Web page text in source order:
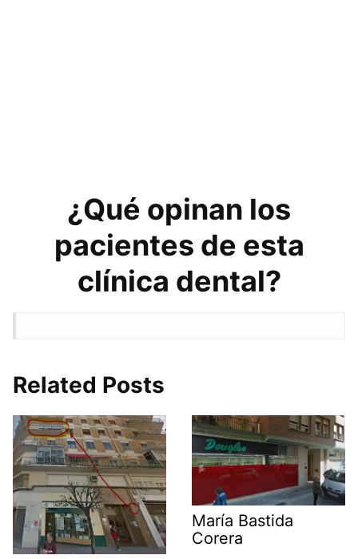
¿Qué opinan los
pacientes de esta
clínica dental?
Related Posts
María Bastida
Corera